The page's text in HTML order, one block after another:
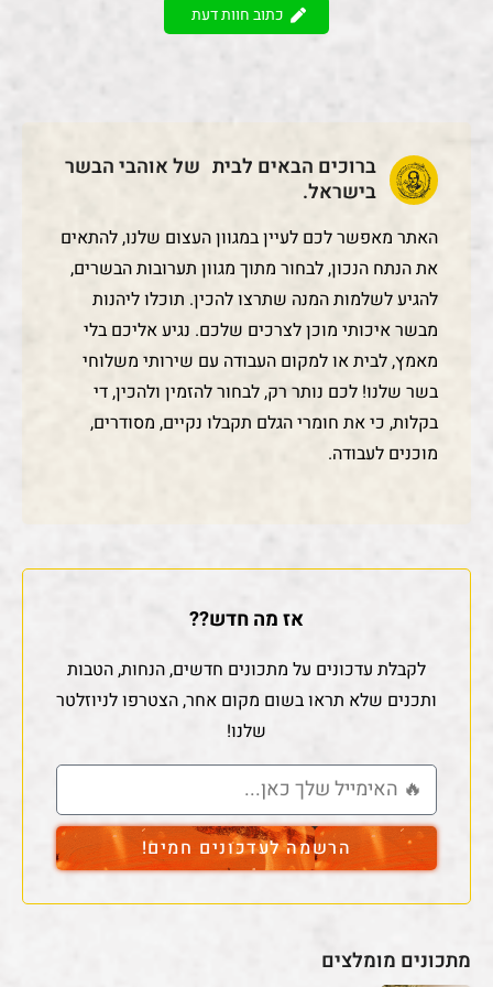
כתוב חוות דעת
ברוכים הבאים לבית של אוהבי הבשר
בישראל.
האתר מאפשר לכם לעיין במגוון העצום שלנו, להתאים
את הנתח הנכון, לבחור מתוך מגוון תערובות הבשרים,
להגיע לשלמות המנה שתרצו להכין. תוכלו ליהנות
מבשר איכותי מוכן לצרכים שלכם. נגיע אליכם בלי
מאמץ, לבית או למקום העבודה עם שירותי משלוחי
בשר שלנו! לכם נותר רק, לבחור להזמין ולהכין, די
בקלות, כי את חומרי הגלם תקבלו נקיים, מסודרים,
מוכנים לעבודה.
אז מה חדש??
לקבלת עדכונים על מתכונים חדשים, הנחות, הטבות
ותכנים שלא תראו בשום מקום אחר, הצטרפו לניוזלטר
שלנו!
הרשמה לעדכונים חמים!
מתכונים מומלצים